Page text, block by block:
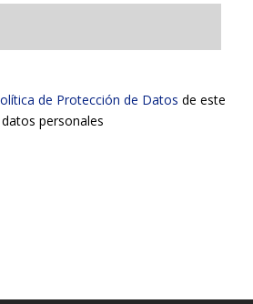
de Protección de Datos de este
personales